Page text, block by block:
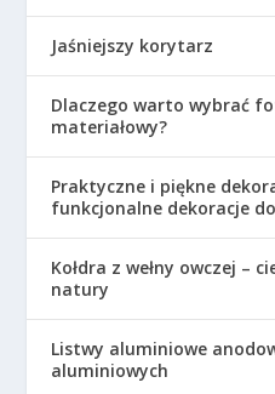
Jaśniejszy korytarz
Dlaczego warto wybrać
materiałowy?
Praktyczne i piękne
funkcjonalne dekoracje
Kołdra z wełny owczej –
natury
Listwy aluminiowe
aluminiowych